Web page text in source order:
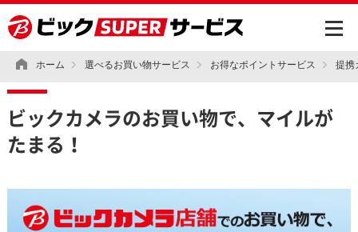
ホーム 選べるお買い物サービス お得なポイントサービス 提携
ビックカメラのお買い物で、マイルが
たまる！